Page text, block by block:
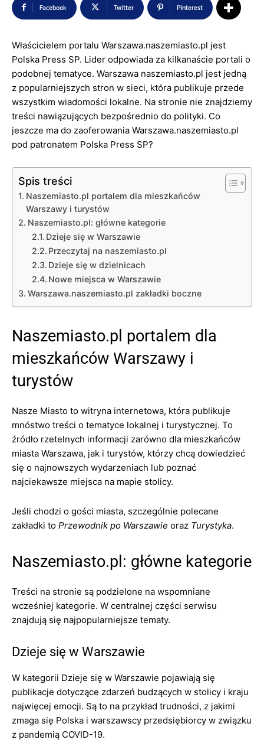
Facebook Twitter Pinterest
Właścicielem portalu Warszawa.naszemiasto.pl jest
Polska Press SP. Lider odpowiada za kilkanaście portali o
podobnej tematyce. Warszawa naszemiasto.pl jest jedną
z popularniejszych stron w sieci, która publikuje przede
wszystkim wiadomości lokalne. Na stronie nie znajdziemy
treści nawiązujących bezpośrednio do polityki. Co
jeszcze ma do zaoferowania Warszawa.naszemiasto.pl
pod patronatem Polska Press SP?
Spis treści
Naszemiasto.pl portalem dla mieszkańców
Warszawy i turystów
Naszemiasto.pl: główne kategorie
Dzieje się w Warszawie
Przeczytaj na naszemiasto.pl
Dzieje się w dzielnicach
Nowe miejsca w Warszawie
Warszawa.naszemiasto.pl zakładki boczne
Naszemiasto.pl portalem dla
mieszkańców Warszawy i
turystów
Nasze Miasto to witryna internetowa, która publikuje
mnóstwo treści o tematyce lokalnej i turystycznej. To
źródło rzetelnych informacji zarówno dla mieszkańców
miasta Warszawa, jak i turystów, którzy chcą dowiedzieć
się o najnowszych wydarzeniach lub poznać
najciekawsze miejsca na mapie stolicy.
Jeśli chodzi o gości miasta, szczególnie polecane
zakładki to Przewodnik po Warszawie oraz Turystyka.
Naszemiasto.pl: główne kategorie
Treści na stronie są podzielone na wspomniane
wcześniej kategorie. W centralnej części serwisu
znajdują się najpopularniejsze tematy.
Dzieje się w Warszawie
W kategorii Dzieje się w Warszawie pojawiają się
publikacje dotyczące zdarzeń budzących w stolicy i kraju
najwięcej emocji. Są to na przykład trudności, z jakimi
zmaga się Polska i warszawscy przedsiębiorcy w związku
z pandemią COVID-19.